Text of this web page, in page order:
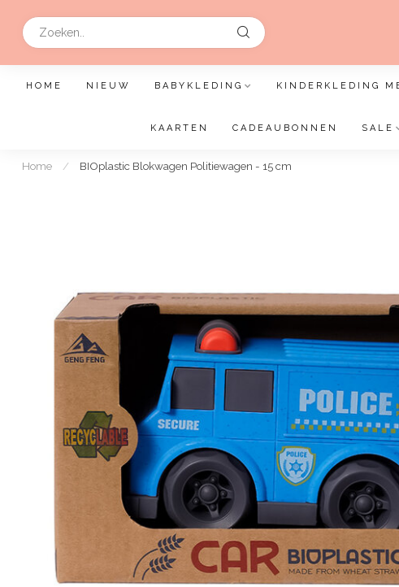
HOME NIEUW BABYKLEDING KINDERKLEDING
KAARTEN CADEAUBONNEN SALE
Home / BIOplastic Blokwagen Politiewagen - 15 cm